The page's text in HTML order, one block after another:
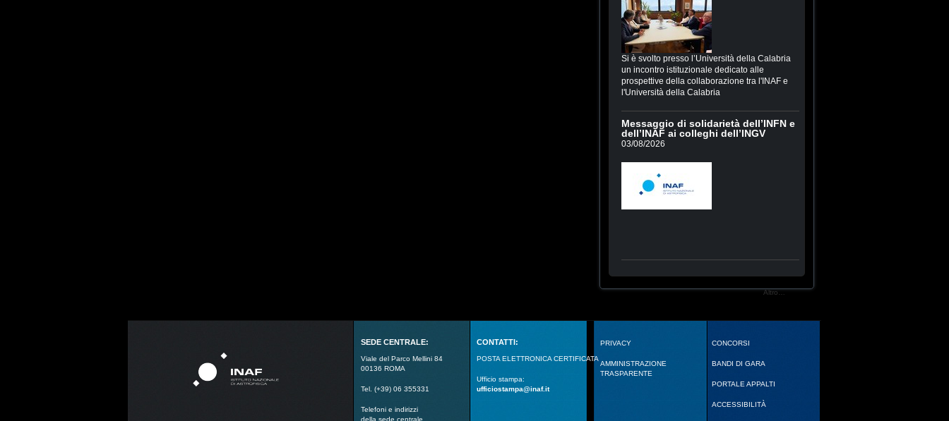
Si è svolto presso l’Università della Calabria
un incontro istituzionale dedicato alle
prospettive della collaborazione tra l'INAF e
l'Università della Calabria
Messaggio di solidarietà dell’INFN e
dell’INAF ai colleghi dell’INGV
03/08/2026
Altro…
SEDE CENTRALE:
Viale del Parco Mellini 84
00136 ROMA
Tel. (+39) 06 355331
Telefoni e indirizzi
della sede centrale
CONTATTI:
POSTA ELETTRONICA CERTIFICATA
Ufficio stampa:
ufficiostampa@inaf.it
PRIVACY
AMMINISTRAZIONE
TRASPARENTE
CONCORSI
BANDI DI GARA
PORTALE APPALTI
ACCESSIBILITÀ